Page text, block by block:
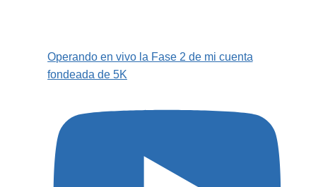
Operando en vivo la Fase 2 de mi cuenta
fondeada de 5K